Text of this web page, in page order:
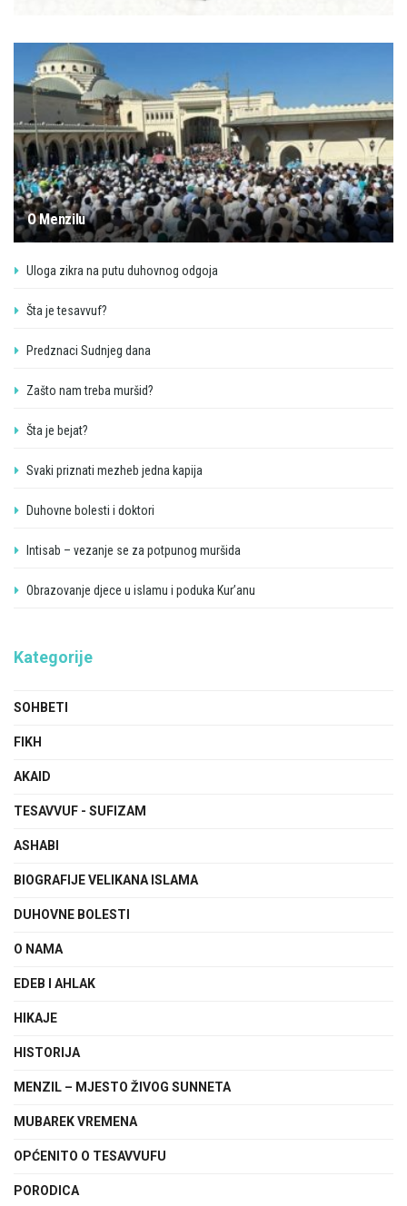
O Menzilu
Uloga zikra na putu duhovnog odgoja
Šta je tesavvuf?
Predznaci Sudnjeg dana
Zašto nam treba muršid?
Šta je bejat?
Svaki priznati mezheb jedna kapija
Duhovne bolesti i doktori
Intisab – vezanje se za potpunog muršida
Obrazovanje djece u islamu i poduka Kur’anu
Kategorije
SOHBETI
FIKH
AKAID
TESAVVUF - SUFIZAM
ASHABI
BIOGRAFIJE VELIKANA ISLAMA
DUHOVNE BOLESTI
O NAMA
EDEB I AHLAK
HIKAJE
HISTORIJA
MENZIL – MJESTO ŽIVOG SUNNETA
MUBAREK VREMENA
OPĆENITO O TESAVVUFU
PORODICA